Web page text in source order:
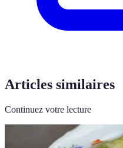
Articles similaires
Continuez votre lecture